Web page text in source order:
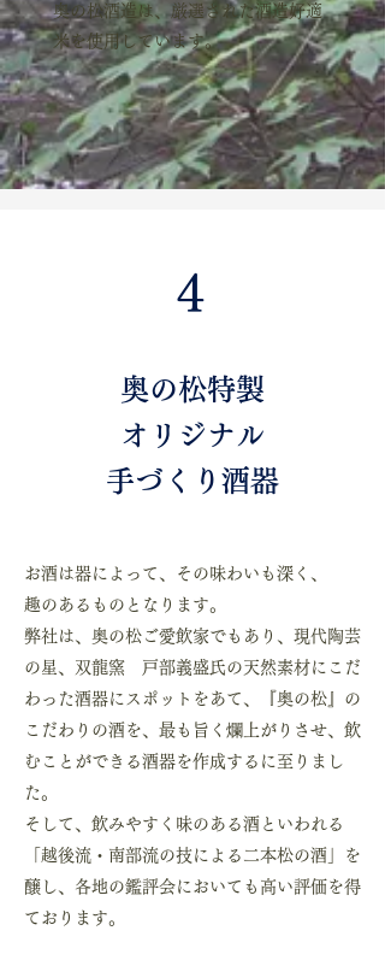
奥の松酒造は、厳選された酒造好適
米を使用しています。
4
奥の松特製
オリジナル
手づくり酒器
お酒は器によって、その味わいも深く、
趣のあるものとなります。
弊社は、奥の松ご愛飲家でもあり、現代陶芸
の星、双龍窯 戸部義盛氏の天然素材にこだ
わった酒器にスポットをあて、『奥の松』の
こだわりの酒を、最も旨く爛上がりさせ、飲
むことができる酒器を作成するに至りまし
た。
そして、飲みやすく味のある酒といわれる
「越後流・南部流の技による二本松の酒」を
醸し、各地の鑑評会においても高い評価を得
ております。